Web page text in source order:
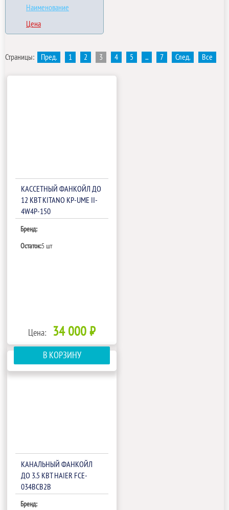
Наименование
Цена
Страницы: Пред. 1 2 3 4 5 ... 7 След. Все
КАССЕТНЫЙ ФАНКОЙЛ ДО
12 КВТ KITANO KP-UME II-
4W4P-150
Бренд:
Остаток:5 шт
Цена: 34 000 ₽
В КОРЗИНУ
КАНАЛЬНЫЙ ФАНКОЙЛ
ДО 3.5 КВТ HAIER FCE-
034BCB2B
Бренд: